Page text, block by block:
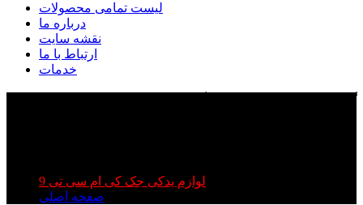
لیست تمامی محصولات
درباره ما
نقشه سایت
ارتباط با ما
خدمات
لوازم یدکی جک کی ام سی تی 9
صفحه اصلی